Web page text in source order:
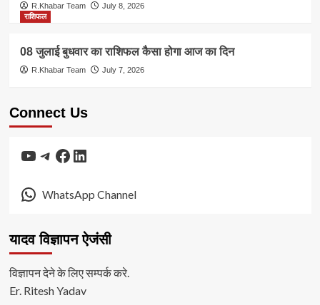
R.Khabar Team
July 8, 2026
राशिफल
08 जुलाई बुधवार का राशिफल कैसा होगा आज का दिन
R.Khabar Team July 7, 2026
Connect Us
YouTube
Telegram
Facebook
LinkedIn
WhatsApp Channel
यादव विज्ञापन ऐजंसी
विज्ञापन देने के लिए सम्पर्क करे.
Er. Ritesh Yadav